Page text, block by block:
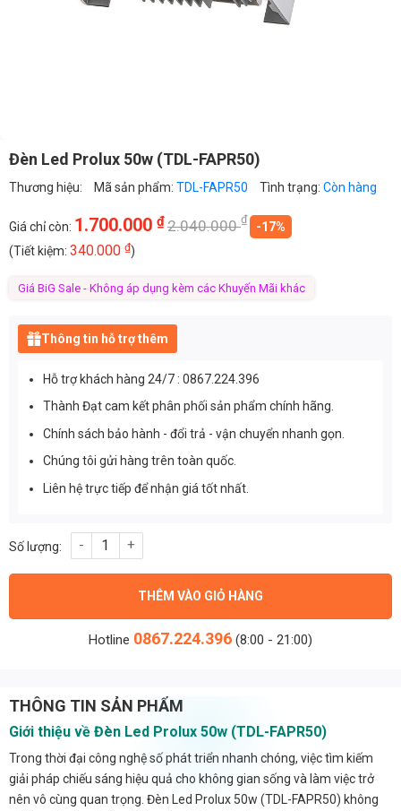
Đèn Led Prolux 50w (TDL-FAPR50)
Thương hiệu: Mã sản phẩm: TDL-FAPR50 Tình trạng: Còn hàng
Giá chỉ còn: 1.700.000 ₫2.040.000₫
-17%
(Tiết kiệm: 340.000 ₫)
Giá BiG Sale - Không áp dụng kèm các Khuyến Mãi khác
Thông tin hỗ trợ thêm
Hỗ trợ khách hàng 24/7 : 0867.224.396
Thành Đạt cam kết phân phối sản phẩm chính hãng.
Chính sách bảo hành - đổi trả - vận chuyển nhanh gọn.
Chúng tôi gửi hàng trên toàn quốc.
Liên hệ trực tiếp để nhận giá tốt nhất.
Đèn Led Prolux 50w (TDL-FAPR50) số lượng
THÊM VÀO GIỎ HÀNG
Hotline 0867.224.396 (8:00 - 21:00)
THÔNG TIN SẢN PHẨM
Giới thiệu về Đèn Led Prolux 50w (TDL-FAPR50)
Trong thời đại công nghệ số phát triển nhanh chóng, việc tìm kiếm
giải pháp chiếu sáng hiệu quả cho không gian sống và làm việc trở
nên vô cùng quan trọng. Đèn Led Prolux 50w (TDL-FAPR50) không